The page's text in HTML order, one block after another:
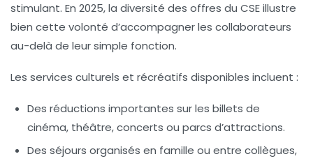
stimulant. En 2025, la diversité des offres du CSE illustre
bien cette volonté d’accompagner les collaborateurs
au-delà de leur simple fonction.
Les services culturels et récréatifs disponibles incluent :
Des réductions importantes sur les billets de
cinéma, théâtre, concerts ou parcs d’attractions.
Des séjours organisés en famille ou entre collègues,